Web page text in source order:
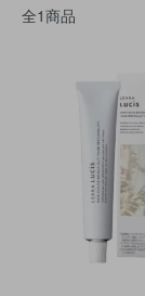
全1商品